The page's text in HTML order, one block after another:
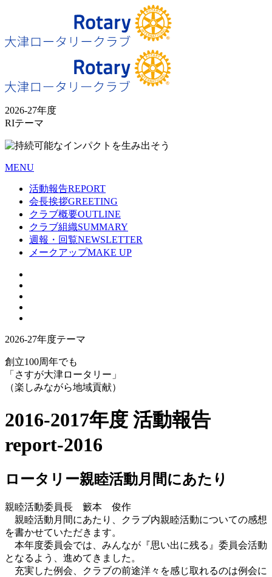
2026-27年度
RIテーマ
MENU
活動報告REPORT
会長挨拶GREETING
クラブ概要OUTLINE
クラブ組織SUMMARY
週報・回覧NEWSLETTER
メークアップMAKE UP
2026-27年度テーマ
創立100周年でも
「さすが大津ロータリー」
（楽しみながら地域貢献）
2016-2017年度 活動報告
report-2016
ロータリー親睦活動月間にあたり
親睦活動委員長 籔本 俊作
親睦活動月間にあたり、クラブ内親睦活動についての感想
を書かせていただきます。
本年度委員会では、みんなが『思い出に残る』委員会活動
となるよう、進めてきました。
充実した例会、クラブの前途洋々を感じ取れるのは例会に